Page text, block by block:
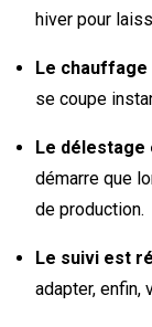
hiver pour
Le
se coupe
Le
démarre que
de production.
Le suivi est
adapter, enfin,